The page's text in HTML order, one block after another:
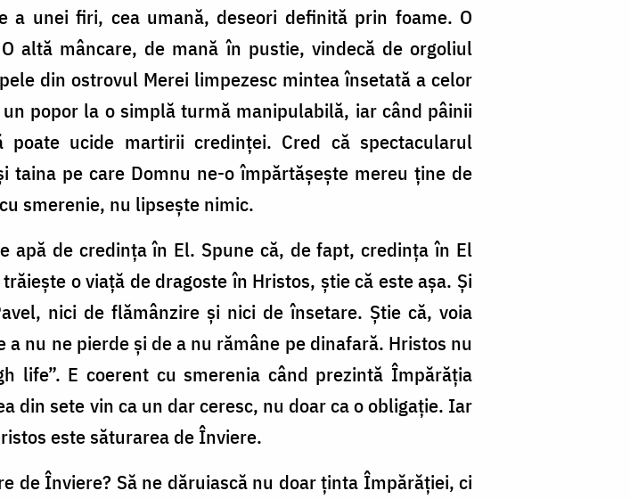
a unei firi, cea umană, deseori definită prin foame. O
altă mâncare, de mană în pustie, vindecă de orgoliul
din ostrovul Merei limpezesc mintea însetată a celor
popor la o simplă turmă manipulabilă, iar când pâinii
ucide martirii credinței. Cred că spectacularul
taina pe care Domnu ne-o împărtășește mereu ține de
smerenie, nu lipsește nimic.
apă de credința în El. Spune că, de fapt, credința în El
o viață de dragoste în Hristos, știe că este așa. Și
nici de flămânzire și nici de însetare. Știe că, voia
nu ne pierde și de a nu rămâne pe dinafară. Hristos nu
life”. E coerent cu smerenia când prezintă Împărăția
din sete vin ca un dar ceresc, nu doar ca o obligație. Iar
este săturarea de Înviere.
de Înviere? Să ne dăruiască nu doar ținta Împărăției, ci